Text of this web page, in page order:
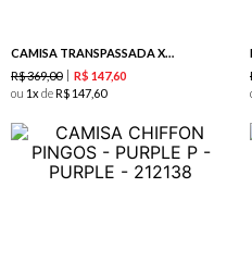
CAMISA TRANSPASSADA XADREZ -MARSALA
R$369,00 R$ 147,60
ou 1 deR$ 147 60